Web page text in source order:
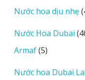
Nước hoa dịu nhẹ
Nước Hoa Dubai
Armaf 55
phẩm
Nước hoa Dubai